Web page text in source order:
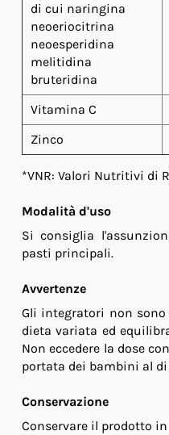
di cui naringina
neoeriocitrina
neoesperidina
melitidina
bruteridina
Vitamina C
Zinco
*VNR: Valori Nutritivi di
Modalità d'uso
Si consiglia
pasti principali.
Avvertenze
Gli integratori non
dieta variata ed
Non eccedere la dose
portata dei bambini al
Conservazione
Conservare il prodotto